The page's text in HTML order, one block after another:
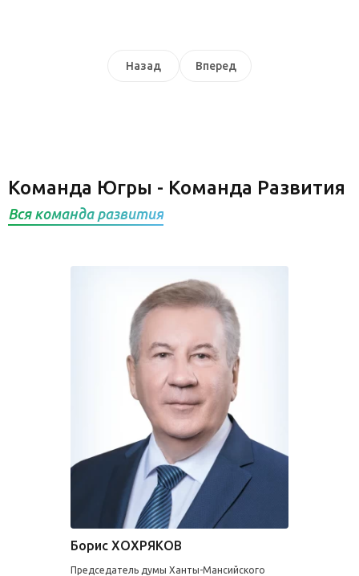
Назад Вперед
Команда Югры - Команда Развития
Вся команда развития
Борис ХОХРЯКОВ
Председатель думы Ханты-Мансийского